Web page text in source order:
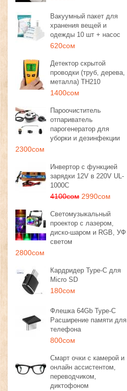
Вакуумный пакет для
хранения вещей и
одежды 10 шт + насос
620сом
Детектор скрытой
проводки (труб, дерева,
металла) TH210
1400сом
Пароочиститель
отпариватель
парогенератор для
уборки и дезинфекции
2300сом
Инвертор с функцией
зарядки 12V в 220V UL-
1000C
4100сом 2990сом
Светомузыкальный
проектор с лазером,
диско-шаром и RGB, УФ
светом
2800сом
Кардридер Type-C для
Micro SD
180сом
Флешка 64Gb Type-C
Расширение памяти для
телефона
800сом
Смарт очки с камерой и
онлайн ассистентом,
переводчиком,
диктофоном